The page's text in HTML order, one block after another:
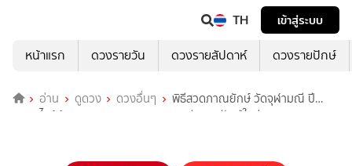
TH
เข้าสู่ระบบ
หน้าแรก
ดวงรายวัน ดวงรายสัปดาห์ ดวงรายปักษ์
อ่าน ดูดวง ดวงอื่นๆ
พิธีสวดภาณยักษ์ วัดจุฬามณี ปี
2565 ไหว้ท้าวเวสสุวรรณเสริมชะตาบารมี ดวงดีรับปีใหม่